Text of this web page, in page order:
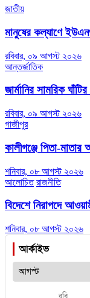
জাতীয়
মানুষের কল্যাণে
রবিবার, ০৯ আগস্ট ২০২৬
আন্তর্জাতিক
জার্মানির সামরিক
রবিবার, ০৯ আগস্ট ২০২৬
গাজীপুর
কালীগঞ্জে পিতা-
শনিবার, ০৮ আগস্ট ২০২৬
আলোচিত রাজনীতি
বিদেশে নিরাপদে
শনিবার, ০৮ আগস্ট ২০২৬
আর্কাইভ